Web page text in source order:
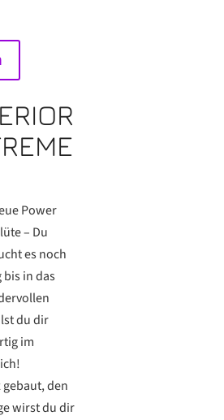
Power
– Du
es noch
in das
du dir
im
den
wirst du dir